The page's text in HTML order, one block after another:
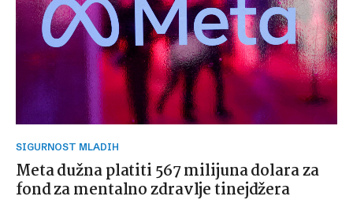
SIGURNOST MLADIH
Meta dužna platiti 567 milijuna dolara za
fond za mentalno zdravlje tinejdžera